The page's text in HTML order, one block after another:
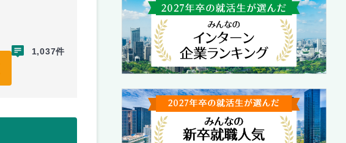
1,037件